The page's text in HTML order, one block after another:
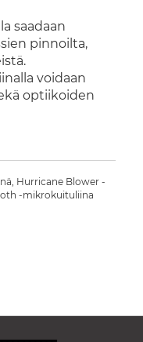
saadaan
pinnoilta,
voidaan
optiikoiden
Hurricane Blower -
-mikrokuituliina